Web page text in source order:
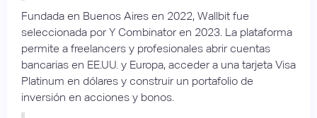
Fundada en Buenos Aires en 2022, Wallbit fue
seleccionada por Y Combinator en 2023. La plataforma
permite a freelancers y profesionales abrir cuentas
bancarias en EE.UU. y Europa, acceder a una tarjeta Visa
Platinum en dólares y construir un portafolio de
inversión en acciones y bonos.